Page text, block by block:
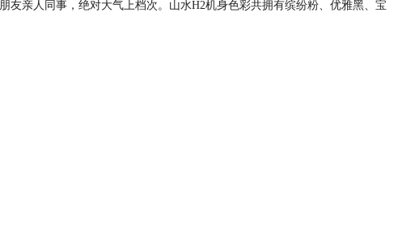
亲人同事，绝对大气上档次。山水H2机身色彩共拥有缤纷粉、优雅黑、宝